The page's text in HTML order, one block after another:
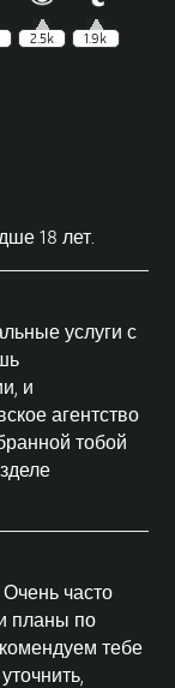
2.5k 1.9k
18 лет.
услуги с
и
агентство
тобой
часто
планы по
тебе